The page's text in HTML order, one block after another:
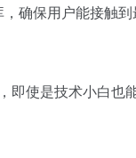
确保用户能接触
即使是技术小白也